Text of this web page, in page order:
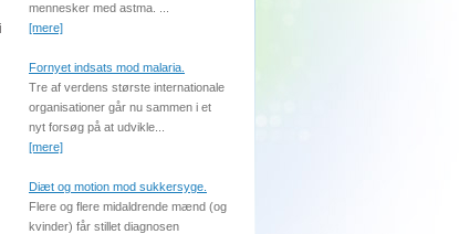
mennesker med astma. ...
[mere]
Fornyet indsats mod malaria.
Tre af verdens største internationale
organisationer går nu sammen i et
nyt forsøg på at udvikle...
[mere]
Diæt og motion mod sukkersyge.
Flere og flere midaldrende mænd (og
kvinder) får stillet diagnosen